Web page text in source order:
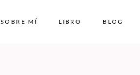
SOBRE MÍ LIBRO BLOG